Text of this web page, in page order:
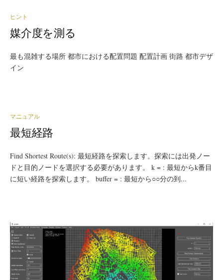
ヒント
媒介度を測る
最も混雑する場所 都市における配置問題 配置計画 街路 都市デザ
イン
マニュアル
最短経路
Find Shortest Route(s): 最短経路を探索します。探索には出発ノー
ドと目的ノードを選択する必要があります。 k = : 最短からk番目
に短い経路を探索します。 buffer = : 最短から○○分の到...